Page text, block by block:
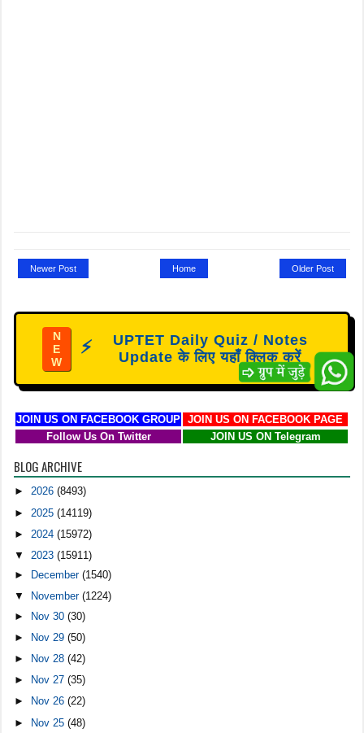
Newer Post Older Post
Home
N
E
W
⚡
UPTET Daily Quiz / Notes
Update के लिए यहाँ क्लिक करें
JOIN US ON FACEBOOK GROUP
JOIN US ON FACEBOOK PAGE
Follow Us On Twitter
JOIN US ON Telegram
BLOG ARCHIVE
►2026(8493)
► 2025(14119)
► 2024(15972)
▼2023(15911)
►
December(1540)
▼
November(1224)
► Nov 30(30)
►
Nov 29(50)
►
Nov 28(42)
►
Nov 27(35)
►
Nov 26(22)
► Nov 25(48)